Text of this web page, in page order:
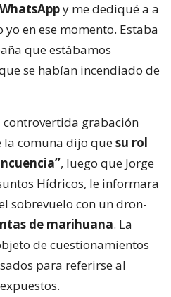
y me dediqué a a
en ese momento. Estaba
que estábamos
se habían incendiado de
controvertida grabación
comuna dijo quesu rol
, luego que Jorge
Hídricos, le informara
sobrevuelo con un dron-
de marihuana. La
de cuestionamientos
para referirse al